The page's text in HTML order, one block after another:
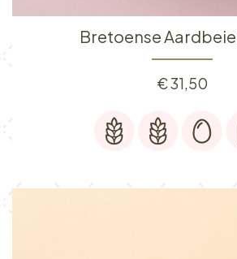
Bretoense
€31,50